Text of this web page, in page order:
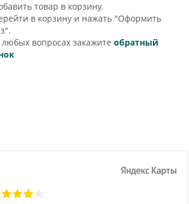
товар в корзину.
в корзину и нажать "Оформить
вопросах закажите обратный